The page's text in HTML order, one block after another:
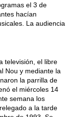
el 3 de
hacían
La audiencia
televisión, el libre
Nou y mediante la
la parrilla de
el miércoles 14
semana los
a la tarde